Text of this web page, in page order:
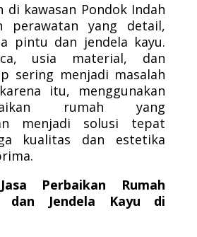
di kawasan Pondok Indah
perawatan yang detail,
pintu dan jendela kayu.
usia material, dan
sering menjadi masalah
itu, menggunakan
rumah yang
menjadi solusi tepat
kualitas dan estetika
Perbaikan Rumah
dan Jendela Kayu di